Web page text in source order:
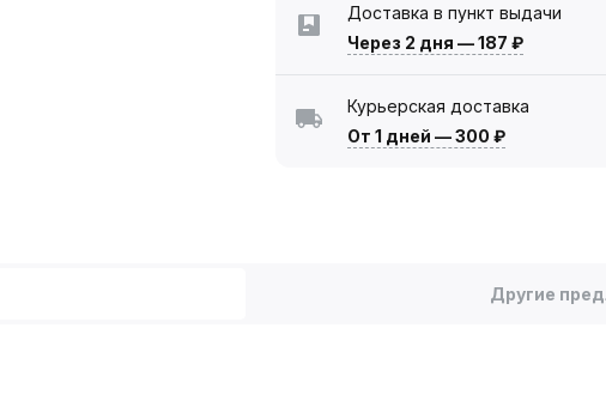
Доставка в пункт выдачи
Через 2 дня —187 ₽
Курьерская доставка
От 1 дней —300 ₽
Другие